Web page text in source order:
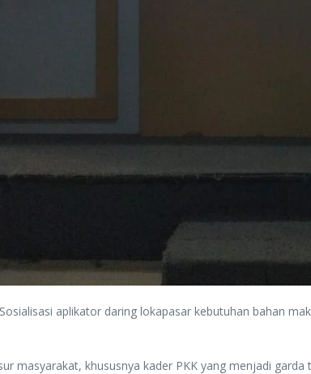
aplikator daring lokapasar kebutuhan bahan
masyarakat, khususnya kader PKK yang menjadi